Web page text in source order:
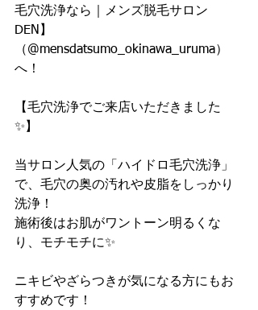
毛穴洗浄なら｜メンズ脱毛サロン
DEN】
（@mensdatsumo_okinawa_uruma）
へ！
【毛穴洗浄でご来店いただきました
✨】
当サロン人気の「ハイドロ毛穴洗浄」
で、毛穴の奥の汚れや皮脂をしっかり
洗浄！
施術後はお肌がワントーン明るくな
り、モチモチに✨
ニキビやざらつきが気になる方にもお
すすめです！